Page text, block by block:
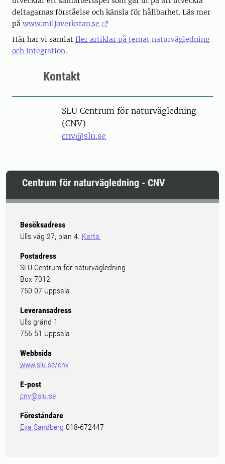
deltagarnas förståelse och känsla för hållbarhet. Läs mer
på www.miljoverkstan.se
Här har vi samlat fler artiklar på temat naturvägledning
och integration.
Kontakt
SLU Centrum för naturvägledning
(CNV)
cnv@slu.se
Centrum för naturvägledning - CNV
Besöksadress
Ulls väg 27, plan 4. Karta
Postadress
SLU Centrum för naturvägledning
Box 7012
750 07 Uppsala
Leveransadress
Ulls gränd 1
756 51 Uppsala
Webbsida
www.slu.se/cnv
E-post
cnv@slu.se
Föreståndare
Eva Sandberg 018-672447